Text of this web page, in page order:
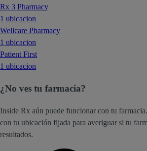
Rx 3 Pharmacy
1 ubicacion
Wellcare Pharmacy
1 ubicacion
Patient First
1 ubicacion
¿No ves tu farmacia?
Inside Rx aún puede funcionar con tu
con tu ubicación fijada para averiguar si tu
resultados.